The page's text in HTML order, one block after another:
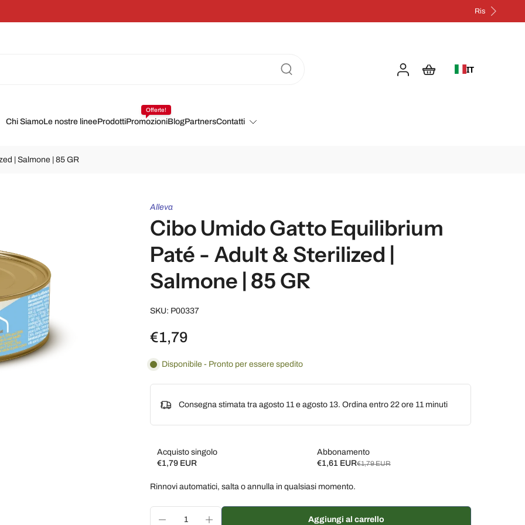
IT
Chi SiamoLe nostre lineeProdottiPromozioni
Offerte!
BlogPartnersContatti
| Salmone | 85 GR
Alleva
Cibo Umido Gatto Equilibrium
Paté - Adult & Sterilized |
Salmone | 85 GR
SKU: P00337
€1,79
Disponibile - Pronto per essere spedito
Consegna stimata tra agosto 11 e agosto 13. Ordina entro 22 ore 11 minuti
Acquisto singolo
€1,79 EUR
Abbonamento
€1,61 EUR€1,79 EUR
Subscribe and save
Rinnovi automatici, salta o annulla in qualsiasi momento.
Aggiungi al carrello